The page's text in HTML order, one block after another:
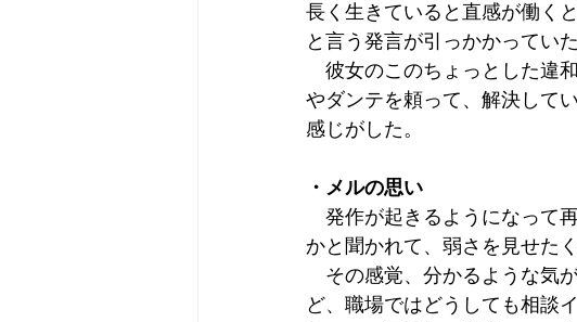
長く生きていると直感が働く
と言う発言が引っかかっていた
彼女のこのちょっとした違
やダンテを頼って、解決して
感じがした。
・メルの思い
発作が起きるようになって
かと聞かれて、弱さを見せた
その感覚、分かるような気
ど、職場ではどうしても相談